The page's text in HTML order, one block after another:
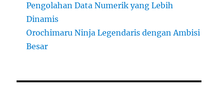
Pengolahan Data Numerik yang Lebih
Dinamis
Orochimaru Ninja Legendaris dengan Ambisi
Besar